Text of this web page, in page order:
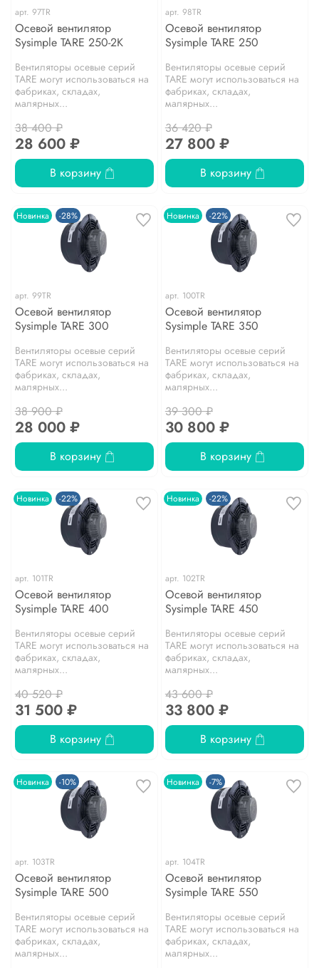
арт. 97TR
Осевой вентилятор
Sysimple TARE 250-2K
Вентиляторы осевые серий
TARE могут использоваться на
фабриках, складах,
малярных...
38 400 ₽
28 600 ₽
В корзину
арт. 98TR
Осевой вентилятор
Sysimple TARE 250
Вентиляторы осевые серий
TARE могут использоваться на
фабриках, складах,
малярных...
36 420 ₽
27 800 ₽
В корзину
Новинка -28%
арт. 99TR
Осевой вентилятор
Sysimple TARE 300
Вентиляторы осевые серий
TARE могут использоваться на
фабриках, складах,
малярных...
38 900 ₽
28 000 ₽
В корзину
Новинка -22%
арт. 100TR
Осевой вентилятор
Sysimple TARE 350
Вентиляторы осевые серий
TARE могут использоваться на
фабриках, складах,
малярных...
39 300 ₽
30 800 ₽
В корзину
Новинка -22%
арт. 101TR
Осевой вентилятор
Sysimple TARE 400
Вентиляторы осевые серий
TARE могут использоваться на
фабриках, складах,
малярных...
40 520 ₽
31 500 ₽
В корзину
Новинка -22%
арт. 102TR
Осевой вентилятор
Sysimple TARE 450
Вентиляторы осевые серий
TARE могут использоваться на
фабриках, складах,
малярных...
43 600 ₽
33 800 ₽
В корзину
Новинка -10%
арт. 103TR
Осевой вентилятор
Sysimple TARE 500
Вентиляторы осевые серий
TARE могут использоваться на
фабриках, складах,
малярных...
Новинка -7%
арт. 104TR
Осевой вентилятор
Sysimple TARE 550
Вентиляторы осевые серий
TARE могут использоваться на
фабриках, складах,
малярных...